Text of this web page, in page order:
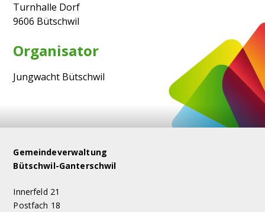
Turnhalle Dorf
9606 Bütschwil
Organisator
Jungwacht Bütschwil
Gemeindeverwaltung
Bütschwil-Ganterschwil
Innerfeld 21
Postfach 18